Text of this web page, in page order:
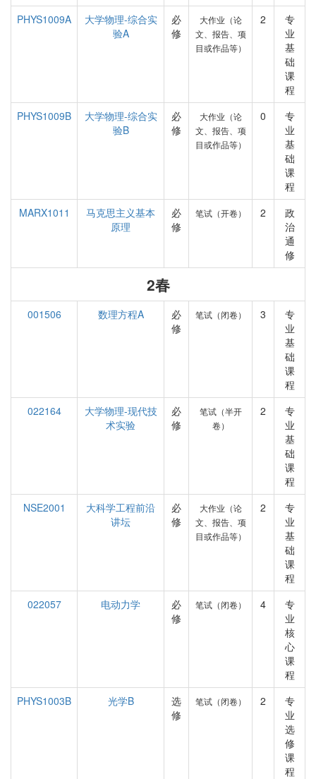
PHYS1009A
大学物理-综合实
验A
必
修
大作业（论
文、报告、项
目或作品等）
2
专
业
基
础
课
程
PHYS1009B
大学物理-综合实
验B
必
修
大作业（论
文、报告、项
目或作品等）
0
专
业
基
础
课
程
MARX1011
马克思主义基本
原理
必
修
笔试（开卷） 2
政
治
通
修
2春
001506 数理方程A
必
修
笔试（闭卷） 3
专
业
基
础
课
程
022164
大学物理-现代技
术实验
必
修
笔试（半开
卷）
2
专
业
基
础
课
程
NSE2001
大科学工程前沿
讲坛
必
修
大作业（论
文、报告、项
目或作品等）
2
专
业
基
础
课
程
022057
电动力学
必
修
笔试（闭卷） 4
专
业
核
心
课
程
PHYS1003B
光学B
选
修
笔试（闭卷） 2
专
业
选
修
课
程